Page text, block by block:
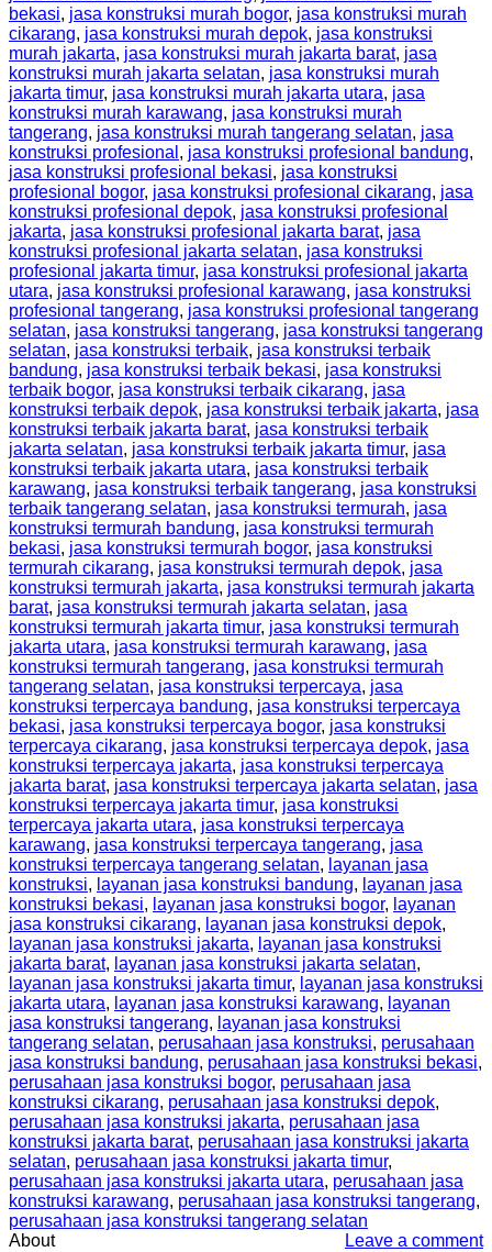
bekasi, jasa konstruksi murah bogor, jasa konstruksi murah
cikarang, jasa konstruksi murah depok, jasa konstruksi
murah jakarta, jasa konstruksi murah jakarta barat, jasa
konstruksi murah jakarta selatan, jasa konstruksi murah
jakarta timur, jasa konstruksi murah jakarta utara, jasa
konstruksi murah karawang, jasa konstruksi murah
tangerang, jasa konstruksi murah tangerang selatan, jasa
konstruksi profesional , jasa konstruksi profesional bandung,
jasa konstruksi profesional bekasi, jasa konstruksi
profesional bogor, jasa konstruksi profesional cikarang, jasa
konstruksi profesional depok, jasa konstruksi profesional
jakarta, jasa konstruksi profesional jakarta barat, jasa
konstruksi profesional jakarta selatan, jasa konstruksi
profesional jakarta timur, jasa konstruksi profesional jakarta
utara, jasa konstruksi profesional karawang, jasa konstruksi
profesional tangerang, jasa konstruksi profesional tangerang
selatan, jasa konstruksi tangerang, jasa konstruksi tangerang
selatan, jasa konstruksi terbaik, jasa konstruksi terbaik
bandung, jasa konstruksi terbaik bekasi, jasa konstruksi
terbaik bogor, jasa konstruksi terbaik cikarang, jasa
konstruksi terbaik depok, jasa konstruksi terbaik jakarta, jasa
konstruksi terbaik jakarta barat, jasa konstruksi terbaik
jakarta selatan, jasa konstruksi terbaik jakarta timur, jasa
konstruksi terbaik jakarta utara, jasa konstruksi terbaik
karawang, jasa konstruksi terbaik tangerang, jasa konstruksi
terbaik tangerang selatan, jasa konstruksi termurah, jasa
konstruksi termurah bandung, jasa konstruksi termurah
bekasi, jasa konstruksi termurah bogor, jasa konstruksi
termurah cikarang, jasa konstruksi termurah depok, jasa
konstruksi termurah jakarta, jasa konstruksi termurah jakarta
barat, jasa konstruksi termurah jakarta selatan, jasa
konstruksi termurah jakarta timur, jasa konstruksi termurah
jakarta utara, jasa konstruksi termurah karawang, jasa
konstruksi termurah tangerang, jasa konstruksi termurah
tangerang selatan, jasa konstruksi terpercaya, jasa
konstruksi terpercaya bandung, jasa konstruksi terpercaya
bekasi, jasa konstruksi terpercaya bogor, jasa konstruksi
terpercaya cikarang, jasa konstruksi terpercaya depok, jasa
konstruksi terpercaya jakarta, jasa konstruksi terpercaya
jakarta barat, jasa konstruksi terpercaya jakarta selatan, jasa
konstruksi terpercaya jakarta timur, jasa konstruksi
terpercaya jakarta utara, jasa konstruksi terpercaya
karawang, jasa konstruksi terpercaya tangerang, jasa
konstruksi terpercaya tangerang selatan, layanan jasa
konstruksi, layanan jasa konstruksi bandung, layanan jasa
konstruksi bekasi, layanan jasa konstruksi bogor, layanan
jasa konstruksi cikarang, layanan jasa konstruksi depok,
layanan jasa konstruksi jakarta, layanan jasa konstruksi
jakarta barat, layanan jasa konstruksi jakarta selatan,
layanan jasa konstruksi jakarta timur, layanan jasa konstruksi
jakarta utara, layanan jasa konstruksi karawang, layanan
jasa konstruksi tangerang, layanan jasa konstruksi
tangerang selatan, perusahaan jasa konstruksi, perusahaan
jasa konstruksi bandung, perusahaan jasa konstruksi bekasi,
perusahaan jasa konstruksi bogor, perusahaan jasa
konstruksi cikarang, perusahaan jasa konstruksi depok,
perusahaan jasa konstruksi jakarta, perusahaan jasa
konstruksi jakarta barat, perusahaan jasa konstruksi jakarta
selatan, perusahaan jasa konstruksi jakarta timur,
perusahaan jasa konstruksi jakarta utara, perusahaan jasa
konstruksi karawang, perusahaan jasa konstruksi tangerang,
perusahaan jasa konstruksi tangerang selatan
Leave a comment
About